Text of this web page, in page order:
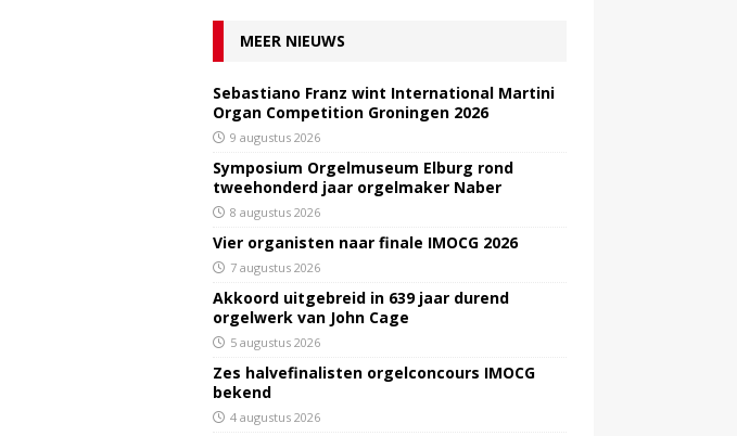
MEER NIEUWS
Sebastiano Franz wint International Martini
Organ Competition Groningen 2026
9 augustus 2026
Symposium Orgelmuseum Elburg rond
tweehonderd jaar orgelmaker Naber
8 augustus 2026
Vier organisten naar finale IMOCG 2026
7 augustus 2026
Akkoord uitgebreid in 639 jaar durend
orgelwerk van John Cage
5 augustus 2026
Zes halvefinalisten orgelconcours IMOCG
bekend
4 augustus 2026